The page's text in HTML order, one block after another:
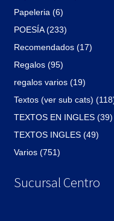
Papeleria (6)
POESÍA (233)
Recomendados (17)
Regalos (95)
regalos varios (19)
Textos (ver sub cats)
TEXTOS EN INGLES (39)
TEXTOS INGLES (49)
Varios (751)
Sucursal Centro